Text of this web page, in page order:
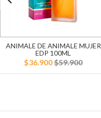
ANIMALE DE ANIMALE MUJER
EDP 100ML
$36.900$59.900